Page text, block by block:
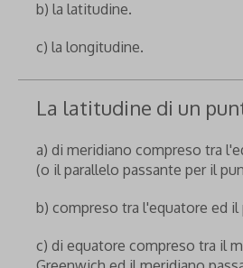
b) la latitudine.
c) la longitudine.
La latitudine di un
a) di meridiano compreso tra
(o il parallelo passante per il
b) compreso tra l'equatore ed il
c) di equatore compreso tra il